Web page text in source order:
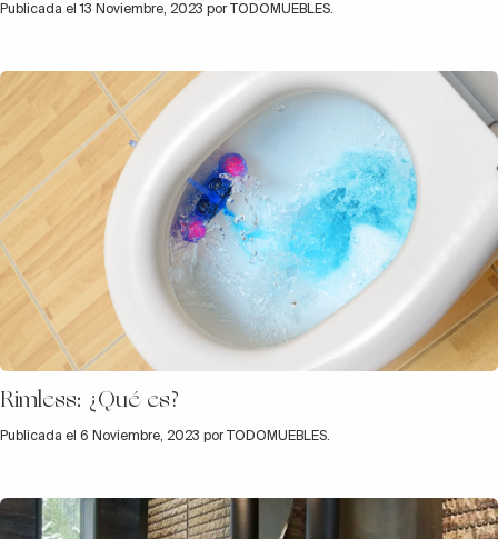
Publicada el 13 Noviembre, 2023 por TODOMUEBLES.
Rimless: ¿Qué es?
Publicada el 6 Noviembre, 2023 por TODOMUEBLES.